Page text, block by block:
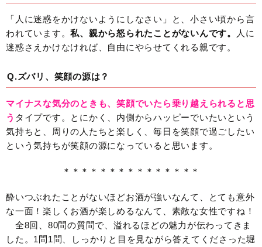
「人に迷惑をかけないようにしなさい」と、小さい頃から言
われています。私、親から怒られたことがないんです。
人に
迷惑さえかけなければ、自由にやらせてくれる親です。
Q.ズバリ、笑顔の源は？
マイナスな気分のときも、笑顔でいたら乗り越えられると思
う タイプです。とにかく、内側からハッピーでいたいという
気持ちと、周りの人たちと楽しく、毎日を笑顔で過ごしたい
という気持ちが笑顔の源になっていると思います。
＊＊＊＊＊＊＊＊＊＊＊＊＊＊＊
酔いつぶれたことがないほどお酒が強いなんて、とても意外
な一面！楽しくお酒が楽しめるなんて、素敵な女性ですね！
全8回、80問の質問で、溢れるほどの魅力が伝わってきま
した。1問1問、しっかりと目を見ながら答えてくださった堀